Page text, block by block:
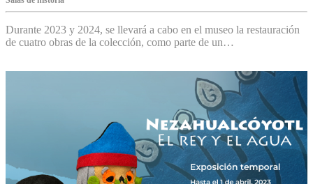
Durante 2023 y 2024, se llevará a cabo en el museo la restauración
de cuatro obras de la colección, como parte de un…